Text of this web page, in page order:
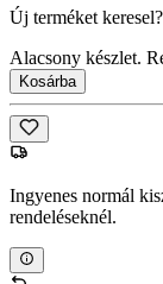
Új terméket keresel?
Alacsony készlet.
Kosárba
Ingyenes normál
rendeléseknél.